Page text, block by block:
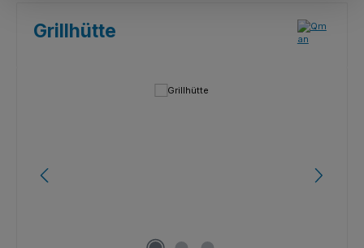
Grillhütte